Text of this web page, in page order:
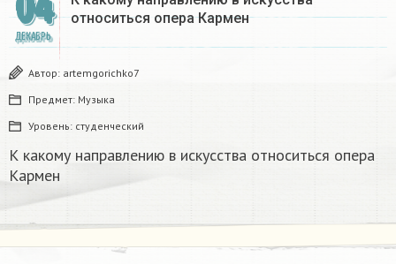
ДЕКАБРЬ
относиться опера Кармен
Автор: artemgorichko7
Предмет: Музыка
Уровень: студенческий
К какому направлению в искусства относиться опера
Кармен